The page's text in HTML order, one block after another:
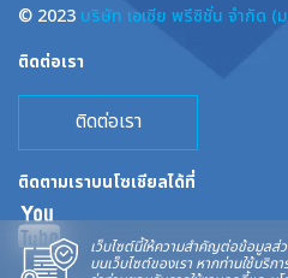
© 2023 บริษัท เอเซีย พรีซิชั่น จำกัด (
ติดต่อเรา
ติดต่อเรา
ติดตามเราบนโซเชียลได้ที่
เว็บไซต์นี้ให้ความสำคัญต่อข้อมูลส่
บนเว็บไซต์ของเรา หากท่านใช้บริก